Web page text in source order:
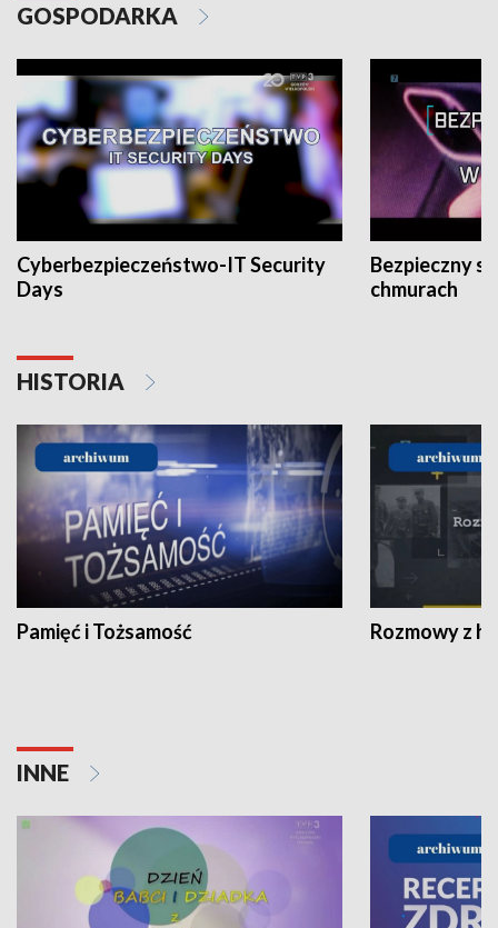
GOSPODARKA
Cyberbezpieczeństwo-IT Security
Days
Bezpieczny
chmurach
HISTORIA
Pamięć i Tożsamość Rozmowy z
INNE